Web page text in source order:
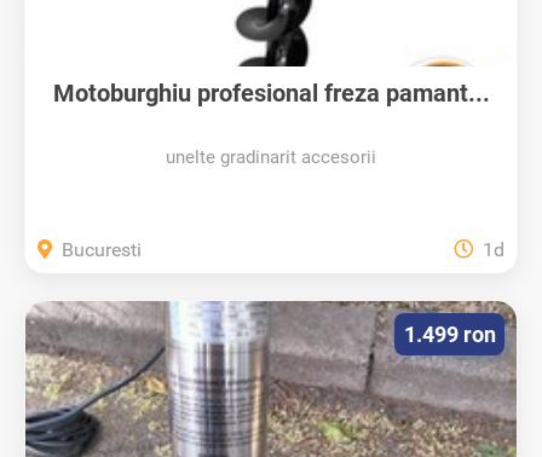
Motoburghiu profesional freza pamant...
unelte gradinarit accesorii
Bucuresti 1d
1.499 ron